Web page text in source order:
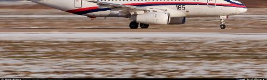
ЗАРЕГИСТРИРОВАТЬСЯ